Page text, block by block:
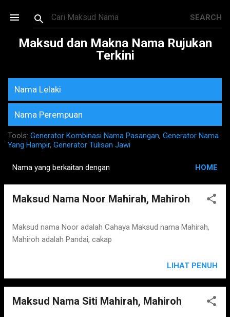
Skip to main content
Maksud dan Makna Nama Rujukan
Terkini
Nama Lelaki
Nama Perempuan
Tools: Generator Kombinasi Nama Pasangan, Generator Nama
Yang Hampir, Generator Tulisan Jawi
o
Nama yang berkaitan dengan HOME
Maksud Nama Noor Mahirah, Mahiroh
Maksud nama Noor adalah Cahaya Maksud nama Mahirah,
Mahiroh adalah Pandai, cakap
LIHAT PENUH
Maksud Nama Siti Mahirah, Mahiroh